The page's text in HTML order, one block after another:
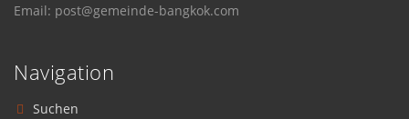
Email: post@gemeinde-bangkok.com
Navigation
Suchen